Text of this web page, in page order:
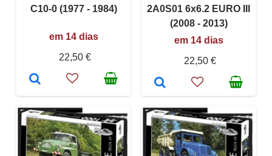
C10-0 (1977 - 1984)
em 14 dias
22,50 €
2A0S01 6x6.2 EURO III
(2008 - 2013)
em 14 dias
22,50 €